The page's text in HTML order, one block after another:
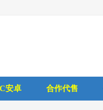
安卓 合作代售